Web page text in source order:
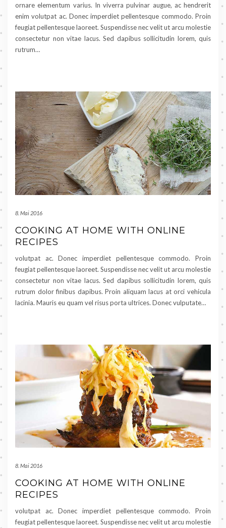
ornare elementum varius. In viverra pulvinar augue, ac hendrerit
enim volutpat ac. Donec imperdiet pellentesque commodo. Proin
feugiat pellentesque laoreet. Suspendisse nec velit ut arcu molestie
consectetur non vitae lacus. Sed dapibus sollicitudin lorem, quis
rutrum…
8. Mai 2016
COOKING AT HOME WITH ONLINE
RECIPES
volutpat ac. Donec imperdiet pellentesque commodo. Proin
feugiat pellentesque laoreet. Suspendisse nec velit ut arcu molestie
consectetur non vitae lacus. Sed dapibus sollicitudin lorem, quis
rutrum dolor finibus dapibus. Proin aliquam lacus at orci vehicula
lacinia. Mauris eu quam vel risus porta ultrices. Donec vulputate…
8. Mai 2016
COOKING AT HOME WITH ONLINE
RECIPES
volutpat ac. Donec imperdiet pellentesque commodo. Proin
feugiat pellentesque laoreet. Suspendisse nec velit ut arcu molestie